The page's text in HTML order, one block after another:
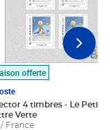
offerte
4 timbres - Le Petit
Verte
France